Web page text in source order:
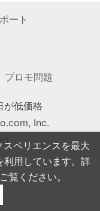
ペリエンスを最大
利用しています。詳
覧ください。
ート
プロモ問題
が低価格
Inc.